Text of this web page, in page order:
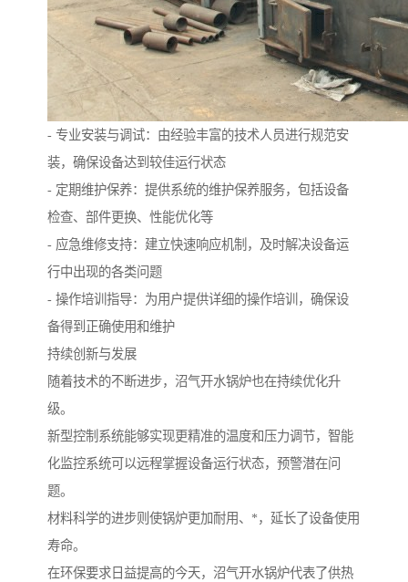
- 专业安装与调试：由经验丰富的技术人员进行规范安
装，确保设备达到较佳运行状态
- 定期维护保养：提供系统的维护保养服务，包括设备
检查、部件更换、性能优化等
- 应急维修支持：建立快速响应机制，及时解决设备运
行中出现的各类问题
- 操作培训指导：为用户提供详细的操作培训，确保设
备得到正确使用和维护
持续创新与发展
随着技术的不断进步，沼气开水锅炉也在持续优化升
级。
新型控制系统能够实现更精准的温度和压力调节，智能
化监控系统可以远程掌握设备运行状态，预警潜在问
题。
材料科学的进步则使锅炉更加耐用、*，延长了设备使用
寿命。
在环保要求日益提高的今天，沼气开水锅炉代表了供热